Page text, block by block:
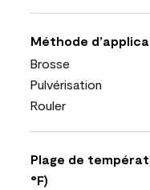
Méthode
Brosse
Pulvérisation
Rouler
Plage de
°F)